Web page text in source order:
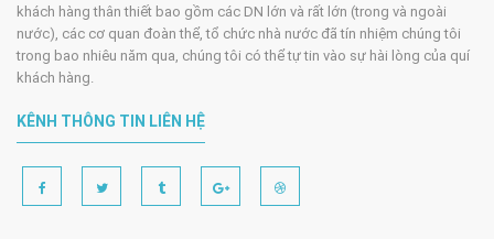
khách hàng thân thiết bao gồm các DN lớn và rất lớn (trong và ngoài
nước), các cơ quan đoàn thể, tổ chức nhà nước đã tín nhiệm chúng tôi
trong bao nhiêu năm qua, chúng tôi có thể tự tin vào sự hài lòng của quí
khách hàng.
KÊNH THÔNG TIN LIÊN HỆ